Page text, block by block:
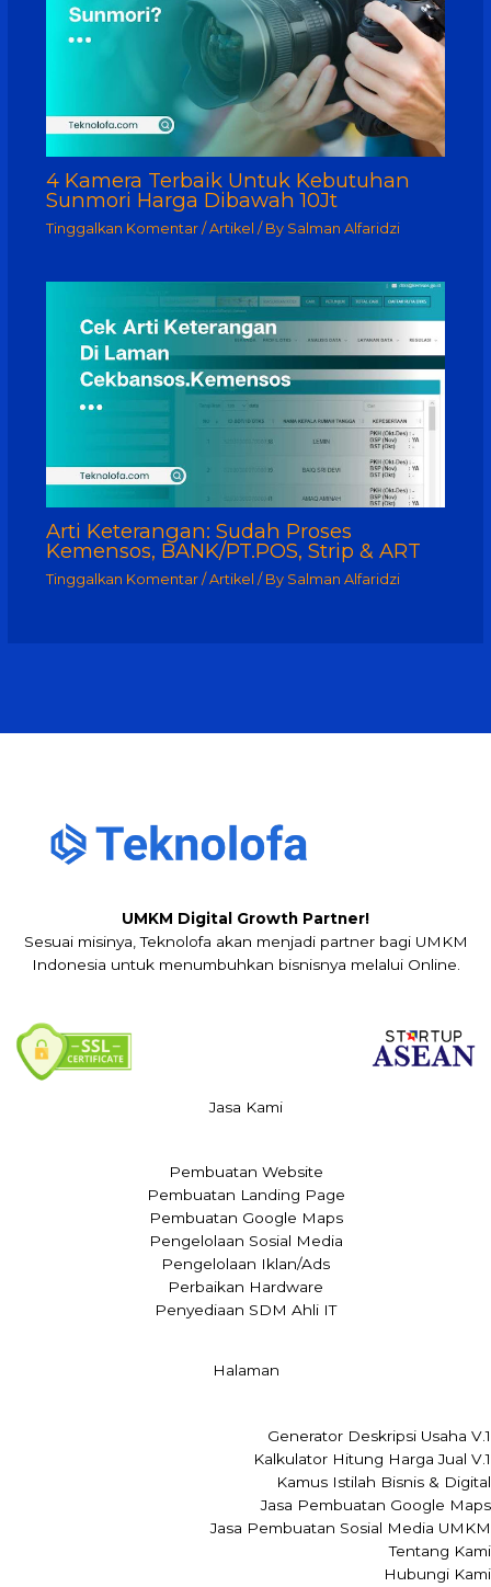
4 Kamera Terbaik Untuk Kebutuhan
Sunmori Harga Dibawah 10Jt
Tinggalkan Komentar /Artikel / By Salman Alfaridzi
Arti Keterangan: Sudah Proses
Kemensos, BANK/PT.POS, Strip & ART
Tinggalkan Komentar /Artikel / By Salman Alfaridzi
UMKM Digital Growth Partner!
Sesuai misinya, Teknolofa akan menjadi partner bagi UMKM
Indonesia untuk menumbuhkan bisnisnya melalui Online.
Jasa Kami
Pembuatan Website
Pembuatan Landing Page
Pembuatan Google Maps
Pengelolaan Sosial Media
Pengelolaan Iklan/Ads
Perbaikan Hardware
Penyediaan SDM Ahli IT
Halaman
Generator Deskripsi Usaha V.1
Kalkulator Hitung Harga Jual V.1
Kamus Istilah Bisnis & Digital
Jasa Pembuatan Google Maps
Jasa Pembuatan Sosial Media UMKM
Tentang Kami
Hubungi Kami